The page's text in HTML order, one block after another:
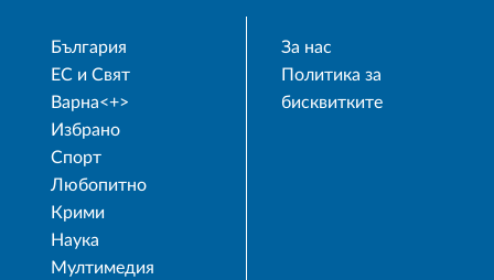
България
ЕС и Свят
Варна<+>
Избрано
Спорт
Любопитно
Крими
Наука
Мултимедия
За нас
Политика за
бисквитките